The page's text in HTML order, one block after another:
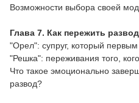
Возможности выбора своей
Глава 7. Как пережить развод
"Орел": супруг, который
"Решка": переживания того,
Что такое эмоционально
развод?